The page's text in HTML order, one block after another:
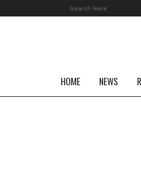
HOME NEWS